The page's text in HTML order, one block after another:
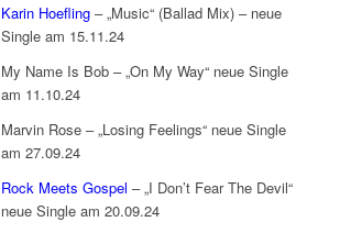
Karin Hoefling – „Music“ (Ballad Mix) – neue
Single am 15.11.24
My Name Is Bob – „On My Way“ neue Single
am 11.10.24
Marvin Rose – „Losing Feelings“ neue Single
am 27.09.24
Rock Meets Gospel – „I Don’t Fear The Devil“
neue Single am 20.09.24